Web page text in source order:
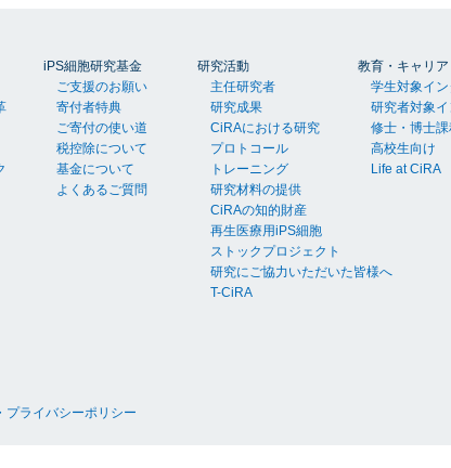
iPS細胞研究基金
ご支援のお願い
寄付者特典
ご寄付の使い道
税控除について
基金について
よくあるご質問
研究活動
主任研究者
研究成果
CiRAにおける研究
プロトコール
トレーニング
研究材料の提供
CiRAの知的財産
再生医療用iPS細胞
ストックプロジェクト
研究にご協力いただいた皆様へ
T-CiRA
教育・キャリア
学生対象イ
研究者対象
修士・博士課
高校生向け
Life at CiRA
プライバシーポリシー